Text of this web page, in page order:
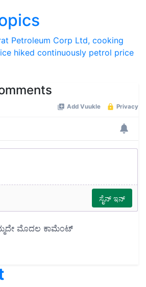
Petroleum Corp Ltd, cooking
hiked continuously petrol price